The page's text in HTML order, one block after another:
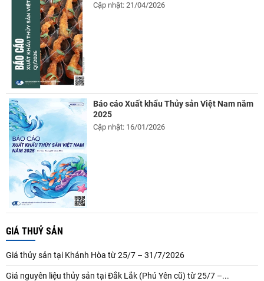
Cập nhật: 21/04/2026
Báo cáo Xuất khẩu Thủy sản Việt Nam năm
2025
Cập nhật: 16/01/2026
GIÁ THUỶ SẢN
Giá thủy sản tại Khánh Hòa từ 25/7 – 31/7/2026
Giá nguyên liệu thủy sản tại Đắk Lắk (Phú Yên cũ) từ 25/7 –...